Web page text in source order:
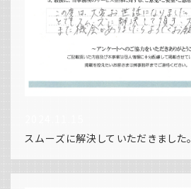
スムーズに解決していただきました。